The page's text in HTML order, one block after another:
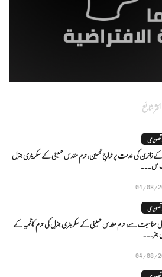
اکثر شائع
تصویری
زائرین کی خدمت پر خراجِ تحسین: حرم مقدس حسینی کے سکریٹری جنرل
س...
04/08/
تصویری
مناسبت سے: حرم مقدس حسینی کے سکریٹری جنرل کی حرم کاظمیہ کے
جنر...
04/08/